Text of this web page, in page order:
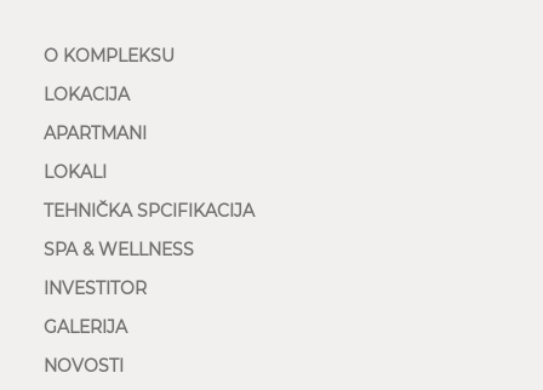
O KOMPLEKSU
LOKACIJA
APARTMANI
LOKALI
TEHNIČKA SPCIFIKACIJA
SPA & WELLNESS
INVESTITOR
GALERIJA
NOVOSTI